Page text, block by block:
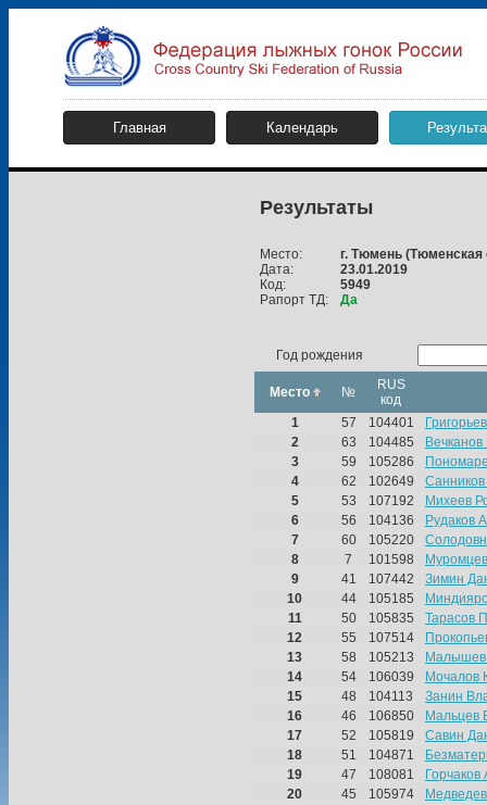
Главная Календарь
Результаты
Место:
Дата:
Код:
Рапорт ТД:
г. Тюмень (Тюменская
23.01.2019
5949
Да
Год рождения
Место №
RUS
код
1
57 104401
2
63 104485
3
59 105286
4
62 102649
5
53 107192
Михеев
6
56 104136
Рудаков
7
60 105220
8
7 101598
9
41 107442
Зимин
10
44 105185
11
50 105835
Тарасов
12
55 107514
13
58 105213
Малышев
14
54 106039
Мочалов
15
48 104113
Занин
16
46 106850
Мальцев
17
52 105819
Савин
18
51 104871
19
47 108081
Горчаков
20
45 105974